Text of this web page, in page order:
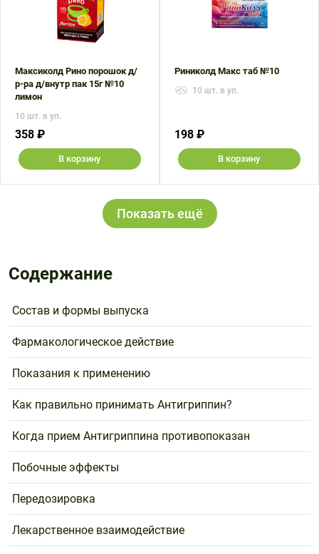
Максиколд Рино порошок д/
р-ра д/внутр пак 15г №10
лимон
10 шт. в уп.
358 ₽
В корзину
Риниколд Макс таб №10
10 шт. в уп.
198 ₽
В корзину
Показать ещё
Содержание
Состав и формы выпуска
Фармакологическое действие
Показания к применению
Как правильно принимать Антигриппин?
Когда прием Антигриппина противопоказан
Побочные эффекты
Передозировка
Лекарственное взаимодействие